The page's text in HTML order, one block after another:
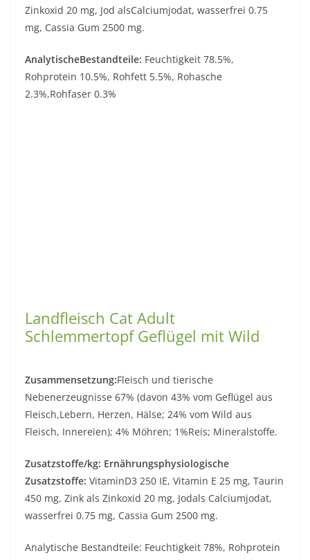
Zinkoxid 20 mg, Jod alsCalciumjodat, wasserfrei 0.75
mg, Cassia Gum 2500 mg.
AnalytischeBestandteile: Feuchtigkeit 78.5%,
Rohprotein 10.5%, Rohfett 5.5%, Rohasche
2.3%,Rohfaser 0.3%
Landfleisch Cat Adult
Schlemmertopf Geflügel mit Wild
Zusammensetzung:Fleisch und tierische
Nebenerzeugnisse 67% (davon 43% vom Geflügel aus
Fleisch,Lebern, Herzen, Hälse; 24% vom Wild aus
Fleisch, Innereien); 4% Möhren; 1%Reis; Mineralstoffe.
Zusatzstoffe/kg: Ernährungsphysiologische
Zusatzstoffe: VitaminD3 250 IE, Vitamin E 25 mg, Taurin
450 mg, Zink als Zinkoxid 20 mg, Jodals Calciumjodat,
wasserfrei 0.75 mg, Cassia Gum 2500 mg.
Analytische Bestandteile: Feuchtigkeit 78%, Rohprotein